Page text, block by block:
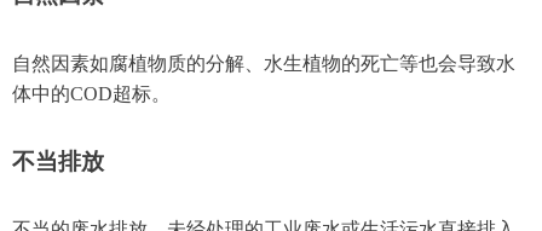
自然因素如腐植物质的分解、水生植物的死亡等也会导致水
体中的COD超标。
不当排放